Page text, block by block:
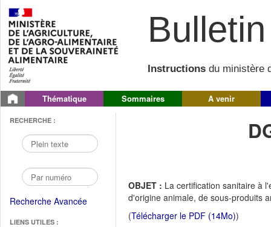
Instructions du ministère
Thématique Sommaires A venir
RECHERCHE :
Recherche Avancée
LIENS UTILES :
OBJET : La certification sanitaire à
d'origine animale, de sous-produits
(Télécharger le PDF (14Mo))